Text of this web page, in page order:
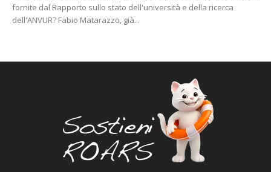
fornite dal Rapporto sullo stato dell'università e della ricerca
dell'ANVUR? Fabio Matarazzo, già...